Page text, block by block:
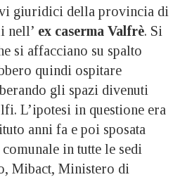
giuridici della provincia di
nell’ ex caserma Valfrè. Si
si affacciano su spalto
quindi ospitare
gli spazi divenuti
L’ipotesi in questione era
anni fa e poi sposata
in tutte le sedi
Mibact, Ministero di